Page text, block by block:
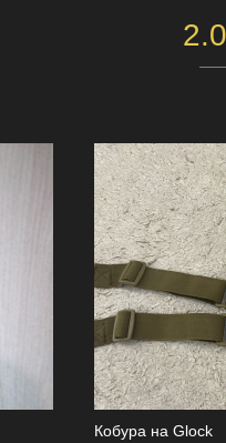
Кобура на Glock